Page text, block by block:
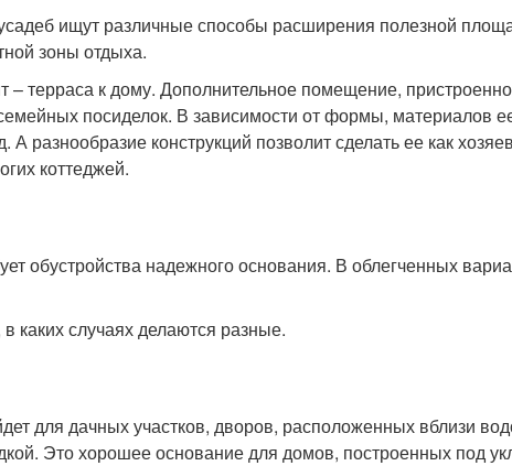
ищут различные способы расширения полезной
зоны отдыха.
терраса к дому. Дополнительное помещение,
посиделок. В зависимости от формы, материалов
А разнообразие конструкций позволит сделать ее как
коттеджей.
обустройства надежного основания. В облегченных
каких случаях делаются разные.
для дачных участков, дворов, расположенных вблизи
Это хорошее основание для домов, построенных под